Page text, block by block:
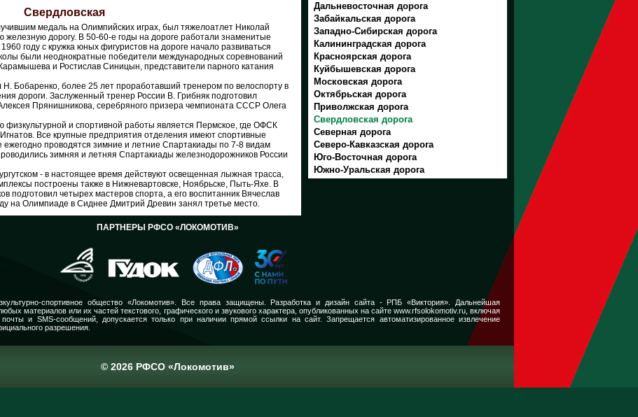
Свердловская
медаль на Олимпийских играх, был тяжелоатлет Николай
железную дорогу. В 50-60-е годы на дороге работали знаменитые
году с кружка юных фигуристов на дороге начало развиваться
были неоднократные победители международных соревнований
и Ростислав Синицын, представители парного катания
Бобаренко, более 25 лет проработавший тренером по велоспорту в
дороги. Заслуженный тренер России В. Грибняк подготовил
Прянишникова, серебряного призера чемпионата СССР Олега
и спортивной работы является Пермское, где ОФСК
Все крупные предприятия отделения имеют спортивные
ежегодно проводятся зимние и летние Спартакиады по 7-8 видам
зимняя и летняя Спартакиады железнодорожников России
- в настоящее время действуют освещенная лыжная трасса,
построены также в Нижневартовске, Ноябрьске, Пыть-Яхе. В
подготовил четырех мастеров спорта, а его воспитанник Вячеслав
на Олимпиаде в Сиднее Дмитрий Древин занял третье место.
Дальневосточная дорога
Забайкальская дорога
Западно-Сибирская дорога
Калининградская дорога
Красноярская дорога
Куйбышевская дорога
Московская дорога
Октябрьская дорога
Приволжская дорога
Свердловская дорога
Северная дорога
Северо-Кавказская дорога
Юго-Восточная дорога
Южно-Уральская дорога
ПАРТНЕРЫ РФСО «ЛОКОМОТИВ»
спортивное общество «Локомотив». Все права защищены. Разработка и дизайн сайта - РПБ «Виктория».
Дальнейшая
материалов или их частей текстового, графического и звукового характера, опубликованных на сайте www.rfsolokomotiv.ru, включая
почты и SMS-сообщений, допускается только при наличии прямой ссылки на сайт. Запрещается автоматизированное извлечение
разрешения.
© 2026 РФСО «Локомотив»